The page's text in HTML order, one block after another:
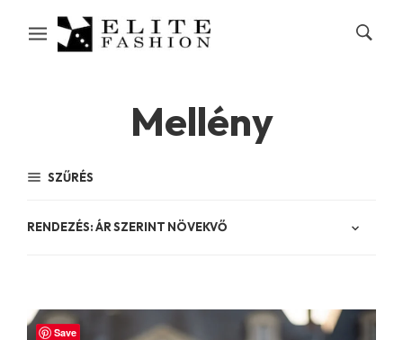
Mellény
SZŰRÉS
Save